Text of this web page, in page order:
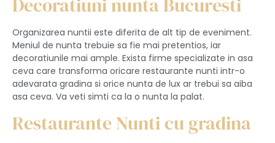
Decoratiuni nunta Bucuresti
Organizarea nuntii este diferita de alt tip de eveniment.
Meniul de nunta trebuie sa fie mai pretentios, iar
decoratiunile mai ample. Exista firme specializate in asa
ceva care transforma oricare restaurante nunti intr-o
adevarata gradina si orice nunta de lux ar trebui sa aiba
asa ceva. Va veti simti ca la o nunta la palat.
Restaurante Nunti cu gradina